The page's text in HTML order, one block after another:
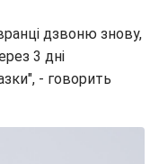
дзвоню знову,
3 дні
- говорить